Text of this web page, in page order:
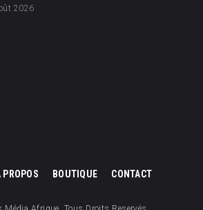
2026
PROPOS BOUTIQUE CONTACT